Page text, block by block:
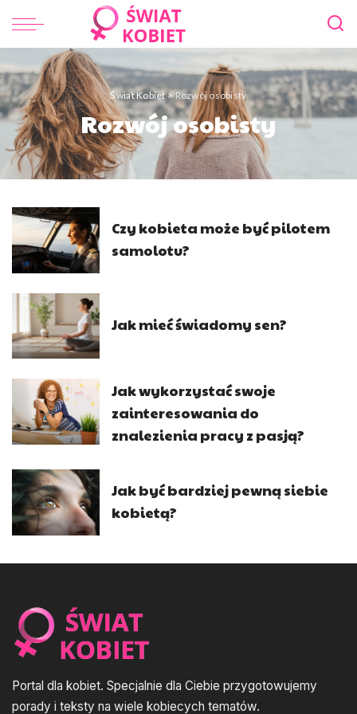
Świat Kobiet>Rozwój osobisty
Rozwój osobisty
Czy kobieta może być pilotem
samolotu?
Jak mieć świadomy sen?
Jak wykorzystać swoje
zainteresowania do
znalezienia pracy z pasją?
Jak być bardziej pewną siebie
kobietą?
Portal dla kobiet. Specjalnie dla Ciebie przygotowujemy
porady i teksty na wiele kobiecych tematów.